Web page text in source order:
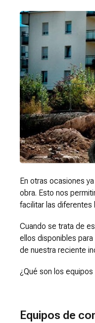
En otras ocasiones
obra. Esto nos
facilitar las diferentes
Cuando se trata de
ellos disponibles
de nuestra reciente
¿Qué son los
Equipos de